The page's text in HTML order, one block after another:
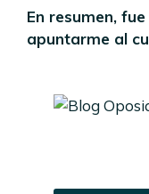
En resumen,
apuntarme al